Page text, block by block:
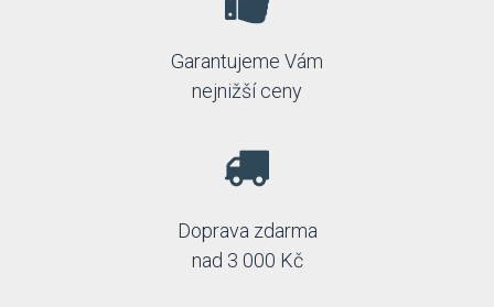
Garantujeme Vám
nejnižší ceny
Doprava zdarma
nad 3 000 Kč